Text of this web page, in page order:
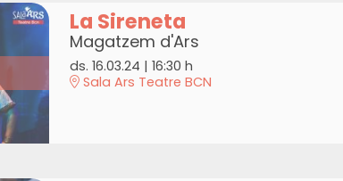
La Sireneta
Magatzem d'Ars
ds. 16.03.24 | 16:30 h
Sala Ars Teatre BCN